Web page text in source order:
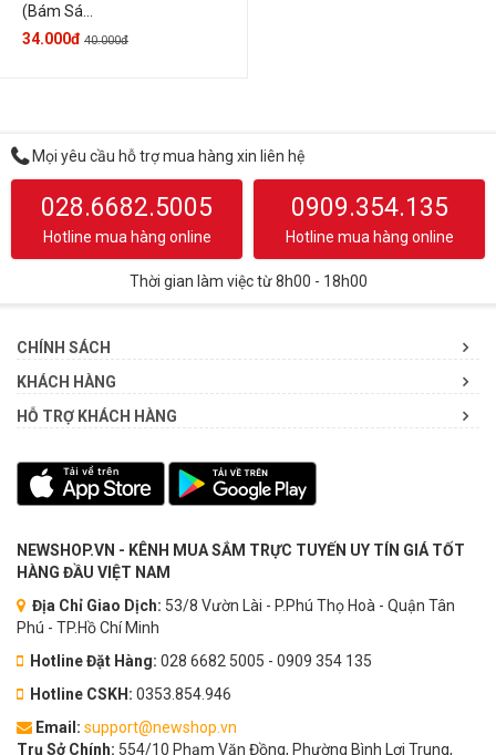
(Bám Sá...
34.000đ 40.000đ
Mọi yêu cầu hỗ trợ mua hàng xin liên hệ
028.6682.5005
Hotline mua hàng online
0909.354.135
Hotline mua hàng online
Thời gian làm việc từ 8h00 - 18h00
CHÍNH SÁCH
KHÁCH HÀNG
HỖ TRỢ KHÁCH HÀNG
NEWSHOP.VN - KÊNH MUA SẮM TRỰC TUYẾN UY TÍN GIÁ TỐT
HÀNG ĐẦU VIỆT NAM
Địa Chỉ Giao Dịch: 53/8 Vườn Lài - P.Phú Thọ Hoà - Quận Tân
Phú - TP.Hồ Chí Minh
Hotline Đặt Hàng: 028 6682 5005 - 0909 354 135
Hotline CSKH: 0353.854.946
Email: support@newshop.vn
Trụ Sở Chính: 554/10 Phạm Văn Đồng, Phường Bình Lợi Trung,